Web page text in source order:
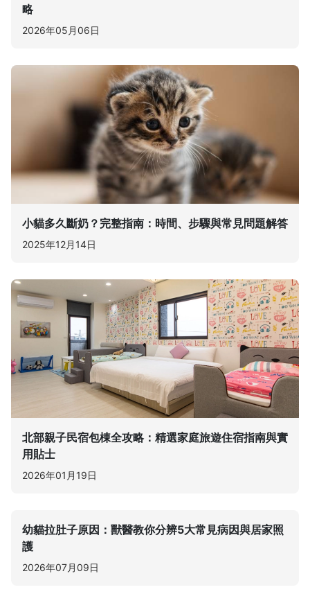
略
2026年05月06日
小貓多久斷奶？完整指南：時間、步驟與常見問題解答
2025年12月14日
北部親子民宿包棟全攻略：精選家庭旅遊住宿指南與實
用貼士
2026年01月19日
幼貓拉肚子原因：獸醫教你分辨5大常見病因與居家照
護
2026年07月09日